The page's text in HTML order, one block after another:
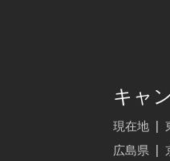
キャ
現在地
広島県